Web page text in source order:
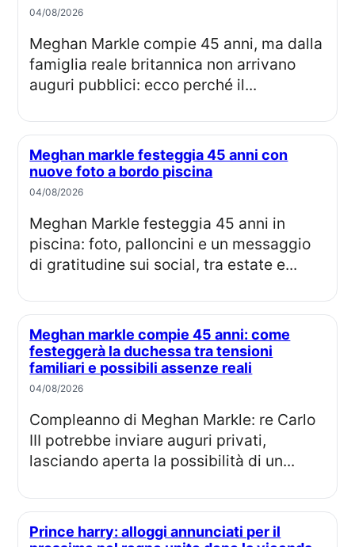
04/08/2026
Meghan Markle compie 45 anni, ma dalla
famiglia reale britannica non arrivano
auguri pubblici: ecco perché il...
Meghan markle festeggia 45 anni con
nuove foto a bordo piscina
04/08/2026
Meghan Markle festeggia 45 anni in
piscina: foto, palloncini e un messaggio
di gratitudine sui social, tra estate e...
Meghan markle compie 45 anni: come
festeggerà la duchessa tra tensioni
familiari e possibili assenze reali
04/08/2026
Compleanno di Meghan Markle: re Carlo
III potrebbe inviare auguri privati,
lasciando aperta la possibilità di un...
Prince harry: alloggi annunciati per il